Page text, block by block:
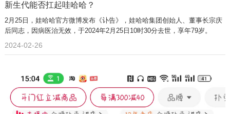
新生代能否扛起哇哈哈？
2月25日，娃哈哈官方微博发布《讣告》，娃哈哈集团创始人、董事长宗庆
后同志，因病医治无效，于2024年2月25日10时30分去世，享年79岁。
2024-02-26